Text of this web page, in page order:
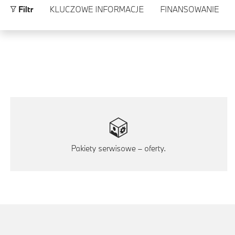
Filtr KLUCZOWE INFORMACJE FINANSOWANIE
Pakiety serwisowe – oferty.